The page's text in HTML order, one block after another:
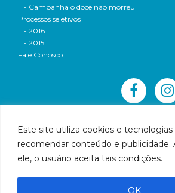
Este site utiliza cookies e
recomendar conteúdo e publicidade.
ele, o usuário aceita tais condições.
OK
- Campanha o doce não morreu
Processos seletivos
- 2016
- 2015
Fale Conosco
© 2016 CBH-Doce -